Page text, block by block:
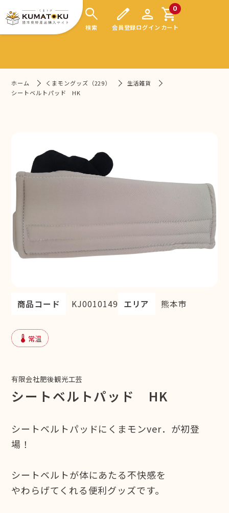
search
検索
edit
会員登録
person
ログイン
0
shopping_cart
カート
ホーム くまモングッズ（229）
生活雑貨
シートベルトパッド HK
商品コード KJ0010149 エリア 熊本市
device_thermostat 常温
有限会社肥後観光工芸
シートベルトパッド HK
シートベルトパッドにくまモンver．が初登
場！
シートベルトが体にあたる不快感を
やわらげてくれる便利グッズです。